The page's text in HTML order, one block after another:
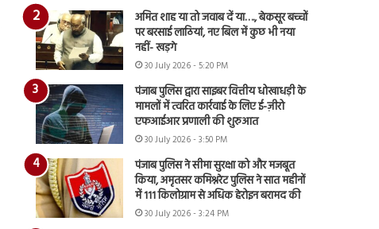
अमित शाह या तो जवाब दें या…., बेकसूर बच्चों
पर बरसाई लाठियां, नए बिल में कुछ भी नया
नहीं- खड़गे
30 July 2026 - 5:20 PM
पंजाब पुलिस द्वारा साइबर वित्तीय धोखाधड़ी के
मामलों में त्वरित कार्रवाई के लिए ई-ज़ीरो
एफआईआर प्रणाली की शुरुआत
30 July 2026 - 3:50 PM
पंजाब पुलिस ने सीमा सुरक्षा को और मजबूत
किया, अमृतसर कमिश्नरेट पुलिस ने सात महीनों
में 111 किलोग्राम से अधिक हेरोइन बरामद की
30 July 2026 - 3:24 PM